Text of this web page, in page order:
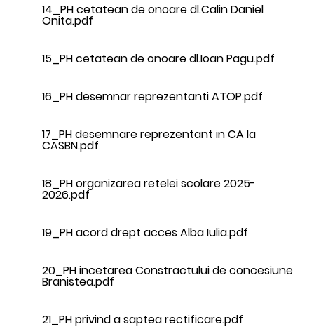
14_PH cetatean de onoare dl.Calin Daniel
Onita.pdf
15_PH cetatean de onoare dl.Ioan Pagu.pdf
16_PH desemnar reprezentanti ATOP.pdf
17_PH desemnare reprezentant in CA la
CASBN.pdf
18_PH organizarea retelei scolare 2025-
2026.pdf
19_PH acord drept acces Alba Iulia.pdf
20_PH incetarea Constractului de concesiune
Branistea.pdf
21_PH privind a saptea rectificare.pdf